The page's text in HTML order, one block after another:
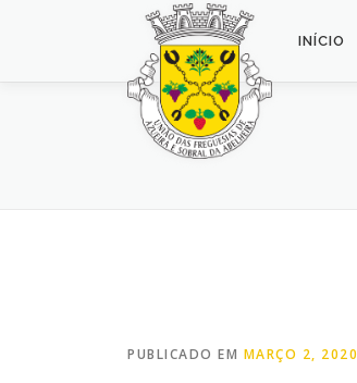
INÍCIO
PUBLICADO EM MARÇO 2, 2020